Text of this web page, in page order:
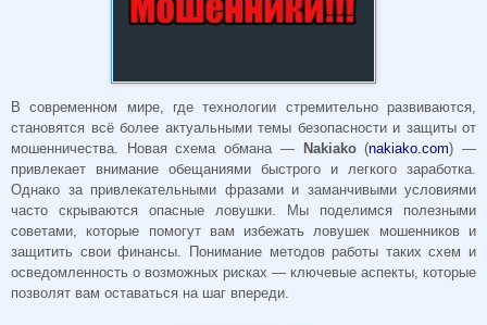
В современном мире, где технологии стремительно развиваются,
становятся всё более актуальными темы безопасности и защиты от
мошенничества. Новая схема обмана —
Nakiako(nakiako.com) —
привлекает внимание обещаниями быстрого и легкого заработка.
Однако за привлекательными фразами и заманчивыми условиями
часто скрываются опасные ловушки. Мы поделимся полезными
советами, которые помогут вам избежать ловушек мошенников и
защитить свои финансы. Понимание методов работы таких схем и
осведомленность о возможных рисках — ключевые аспекты, которые
позволят вам оставаться на шаг впереди.